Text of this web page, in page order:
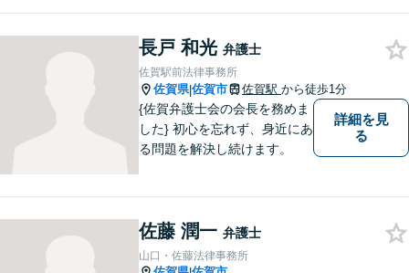
【士業ワンストップサービ
ス】
長戸 和光 弁護士
佐賀駅前法律事務所
佐賀県|佐賀市 佐賀駅 から徒歩1分
{佐賀弁護士会の会長を務めま
した} 初心を忘れず、身近にあ
る問題を解決し続けます。
詳細を見
る
佐藤 潤一 弁護士
山口・佐藤法律事務所